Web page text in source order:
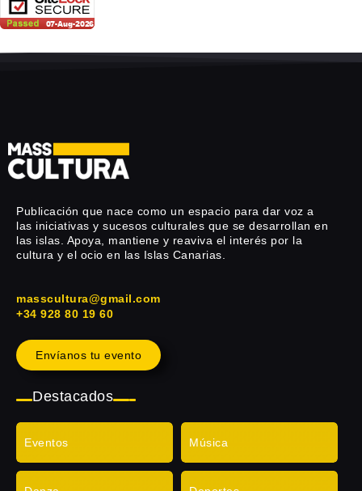
Publicación que nace como un espacio para dar voz a
las iniciativas y sucesos culturales que se desarrollan en
las islas. Apoya, mantiene y reaviva el interés por la
cultura y el ocio en las Islas Canarias.
masscultura@gmail.com
+34 928 80 19 60
Envíanos tu evento
Destacados
Eventos Música